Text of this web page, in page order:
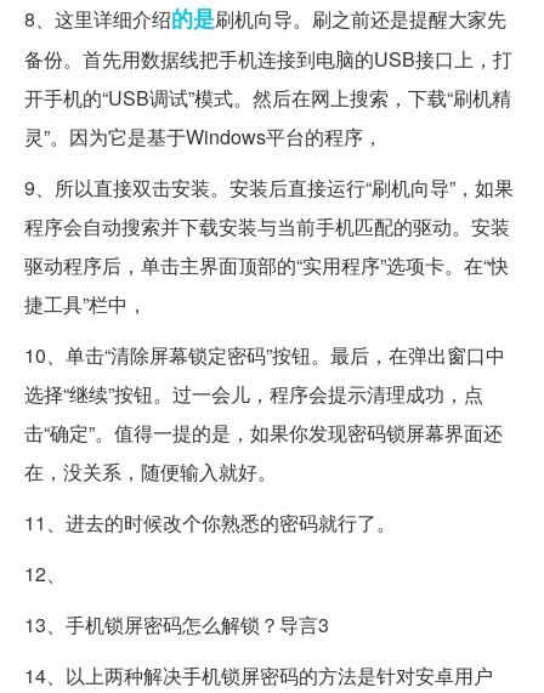
8、这里详细介绍的是刷机向导。刷之前还是提醒大家先
备份。首先用数据线把手机连接到电脑的USB接口上，打
开手机的“USB调试”模式。然后在网上搜索，下载“刷机精
灵”。因为它是基于Windows平台的程序，
9、所以直接双击安装。安装后直接运行“刷机向导”，如果
程序会自动搜索并下载安装与当前手机匹配的驱动。安装
驱动程序后，单击主界面顶部的“实用程序”选项卡。在“快
捷工具”栏中，
10、单击“清除屏幕锁定密码”按钮。最后，在弹出窗口中
选择“继续”按钮。过一会儿，程序会提示清理成功，点
击“确定”。值得一提的是，如果你发现密码锁屏幕界面还
在，没关系，随便输入就好。
11、进去的时候改个你熟悉的密码就行了。
12、
13、手机锁屏密码怎么解锁？导言3
14、以上两种解决手机锁屏密码的方法是针对安卓用户